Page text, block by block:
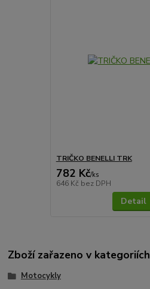
TRIČKO BENELLI TRK
782 Kč/ks
646 Kč bez DPH
Detail
Zboží zařazeno v kategoriích
Motocykly